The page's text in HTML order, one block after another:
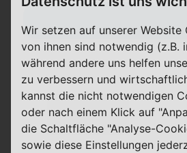
Zum
(Tarifname + Option)
Wir setzen auf unserer Website
von ihnen sind notwendig (z.B.
während andere uns helfen
zu verbessern und
kannst die nicht notwendigen
oder nach einem Klick auf
die Schaltfläche "Analyse-
sowie diese Einstellungen